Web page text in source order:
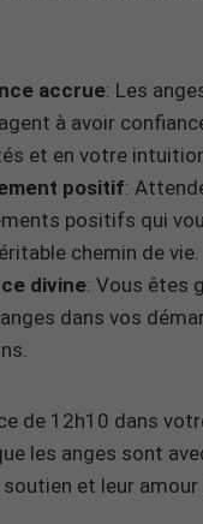
accrue: Les
à avoir
et en votre
positif:
positifs qui
chemin de vie.
divine: Vous êtes
dans vos
de 12h10 dans
les anges sont
et leur amour